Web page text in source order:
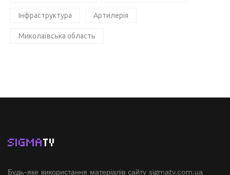
Інфраструктура Артилерія
Миколаївська область
SIGMATV
Будь-яке використання матеріалів сайту sigmatv.com.ua